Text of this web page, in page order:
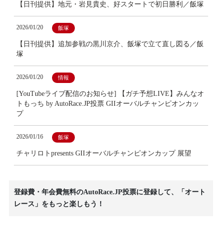
【日刊提供】地元・岩見貴史、好スタートで初日勝利／飯塚
2026/01/20 飯塚
【日刊提供】追加参戦の黒川京介、飯塚で立て直し図る／飯
塚
2026/01/20 情報
[YouTubeライブ配信のお知らせ] 【ガチ予想LIVE】みんなオ
トもっち by AutoRace.JP投票 GIIオーバルチャンピオンカッ
プ
2026/01/16 飯塚
チャリロトpresents GIIオーバルチャンピオンカップ 展望
登録費・年会費無料のAutoRace.JP投票に登録して、「オート
レース」をもっと楽しもう！